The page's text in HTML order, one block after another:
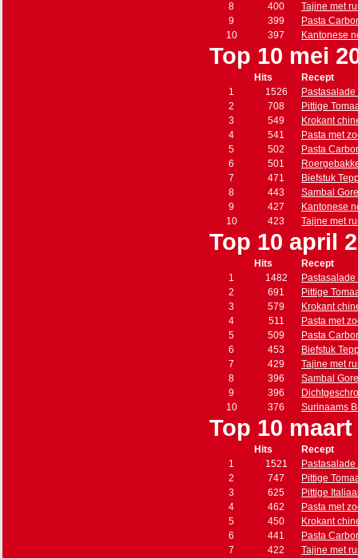
8 400
Tajine met
9
399
Pasta
10
397 Kantonese
Top 10 mei
Hits
Recept
1
1526
2
708
Pittige
3
549
Krokant
4
541
Pasta met
5
502
Pasta
6
501
7
471
Biefstuk
8
443
Sambal
9
427
Kantonese
10
423 Tajine met
Top 10 april
Hits
Recept
1
1482
2
691
Pittige
3
579
Krokant
4
511
Pasta met
5
509
Pasta
6
453
Biefstuk
7
429
Tajine met
8
396
Sambal
9
396
10
376 Surinaams
Top 10 maart
Hits
Recept
1
1521
2
747
Pittige
3
625
Pittige
4
462
Pasta met
5
450
Krokant
6
441
Pasta
7
422
Tajine met